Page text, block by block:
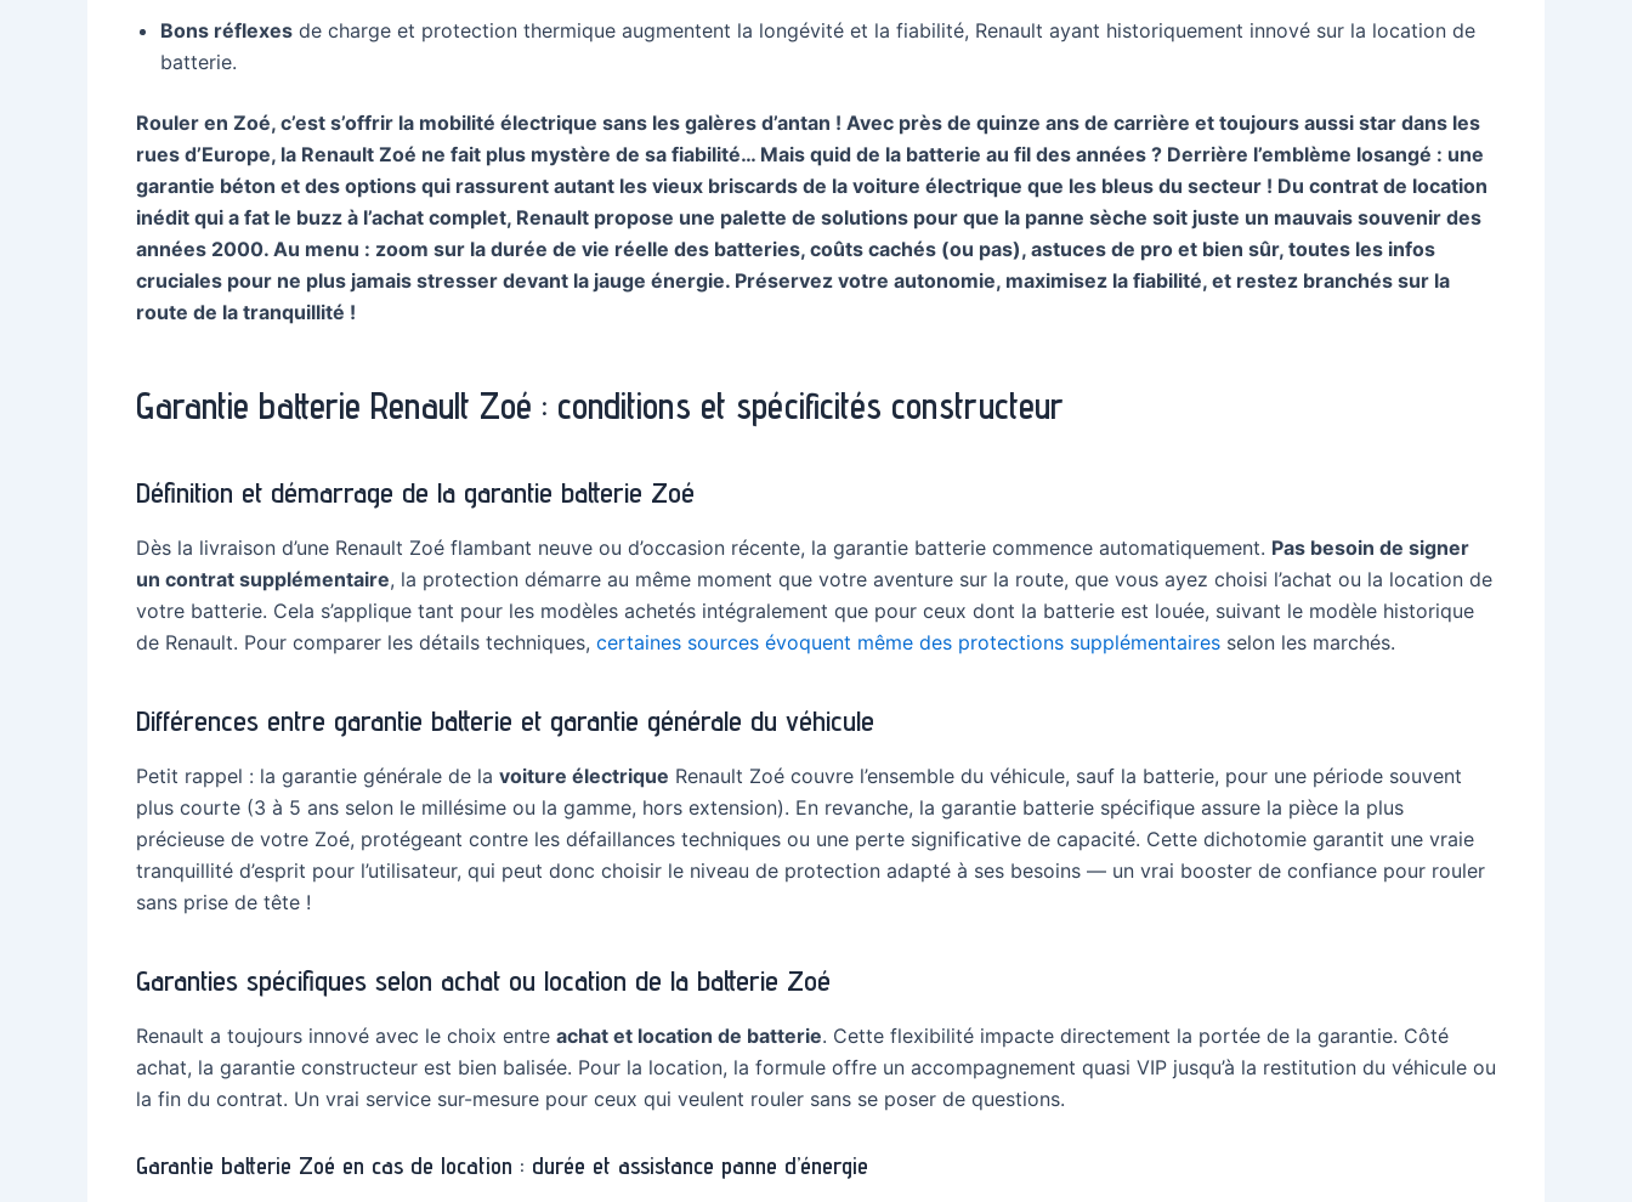
Bons réflexes de charge et protection thermique augmentent la longévité et la fiabilité, Renault ayant historiquement innové sur la location de
batterie.
Rouler en Zoé, c’est s’offrir la mobilité électrique sans les galères d’antan ! Avec près de quinze ans de carrière et toujours aussi star dans les
rues d’Europe, la Renault Zoé ne fait plus mystère de sa fiabilité… Mais quid de la batterie au fil des années ? Derrière l’emblème losangé : une
garantie béton et des options qui rassurent autant les vieux briscards de la voiture électrique que les bleus du secteur ! Du contrat de location
inédit qui a fat le buzz à l’achat complet, Renault propose une palette de solutions pour que la panne sèche soit juste un mauvais souvenir des
années 2000. Au menu : zoom sur la durée de vie réelle des batteries, coûts cachés (ou pas), astuces de pro et bien sûr, toutes les infos
cruciales pour ne plus jamais stresser devant la jauge énergie. Préservez votre autonomie, maximisez la fiabilité, et restez branchés sur la
route de la tranquillité !
Garantie batterie Renault Zoé : conditions et spécificités constructeur
Définition et démarrage de la garantie batterie Zoé
Dès la livraison d’une Renault Zoé flambant neuve ou d’occasion récente, la garantie batterie commence automatiquement. Pas besoin de signer
un contrat supplémentaire, la protection démarre au même moment que votre aventure sur la route, que vous ayez choisi l’achat ou la location de
votre batterie. Cela s’applique tant pour les modèles achetés intégralement que pour ceux dont la batterie est louée, suivant le modèle historique
de Renault. Pour comparer les détails techniques, certaines sources évoquent même des protections supplémentaires selon les marchés.
Différences entre garantie batterie et garantie générale du véhicule
Petit rappel : la garantie générale de la voiture électrique Renault Zoé couvre l’ensemble du véhicule, sauf la batterie, pour une période souvent
plus courte (3 à 5 ans selon le millésime ou la gamme, hors extension). En revanche, la garantie batterie spécifique assure la pièce la plus
précieuse de votre Zoé, protégeant contre les défaillances techniques ou une perte significative de capacité. Cette dichotomie garantit une vraie
tranquillité d’esprit pour l’utilisateur, qui peut donc choisir le niveau de protection adapté à ses besoins — un vrai booster de confiance pour rouler
sans prise de tête !
Garanties spécifiques selon achat ou location de la batterie Zoé
Renault a toujours innové avec le choix entre achat et location de batterie. Cette flexibilité impacte directement la portée de la garantie. Côté
achat, la garantie constructeur est bien balisée. Pour la location, la formule offre un accompagnement quasi VIP jusqu’à la restitution du véhicule ou
la fin du contrat. Un vrai service sur-mesure pour ceux qui veulent rouler sans se poser de questions.
Garantie batterie Zoé en cas de location : durée et assistance panne d’énergie